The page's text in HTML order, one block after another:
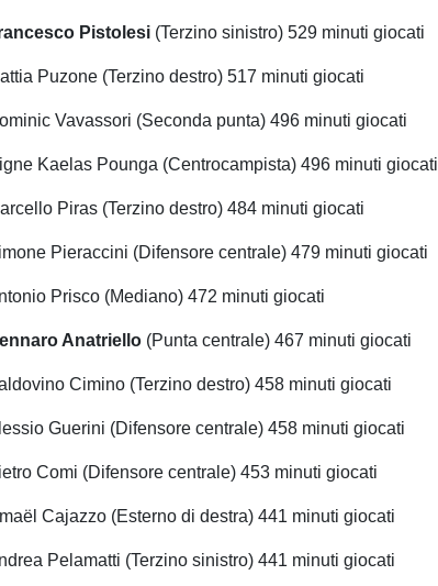
Pistolesi (Terzino sinistro) 529 minuti giocati
Puzone (Terzino destro) 517 minuti giocati
Vavassori (Seconda punta) 496 minuti giocati
Kaelas Pounga (Centrocampista) 496 minuti giocati
Piras (Terzino destro) 484 minuti giocati
Pieraccini (Difensore centrale) 479 minuti giocati
Prisco (Mediano) 472 minuti giocati
Anatriello (Punta centrale) 467 minuti giocati
Cimino (Terzino destro) 458 minuti giocati
Guerini (Difensore centrale) 458 minuti giocati
Comi (Difensore centrale) 453 minuti giocati
Cajazzo (Esterno di destra) 441 minuti giocati
Pelamatti (Terzino sinistro) 441 minuti giocati